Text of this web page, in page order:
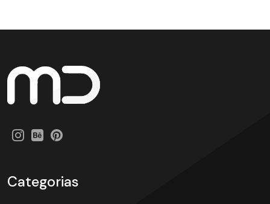
Categorias